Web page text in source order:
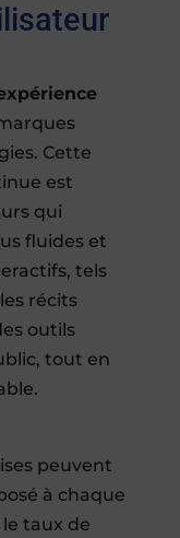
Cette
est
qui
fluides et
tels
récits
outils
tout en
peuvent
à chaque
taux de